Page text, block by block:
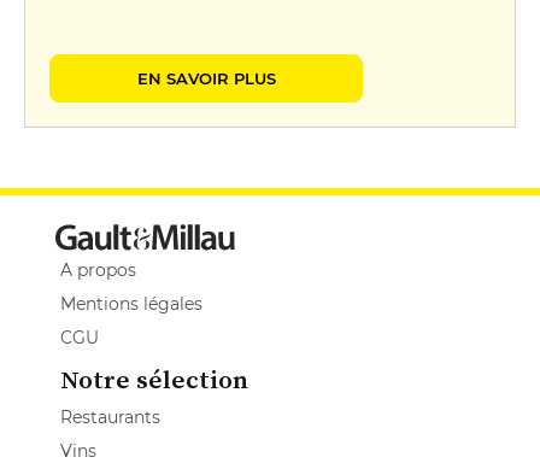
EN SAVOIR PLUS
A propos
Mentions légales
CGU
Notre sélection
Restaurants
Vins